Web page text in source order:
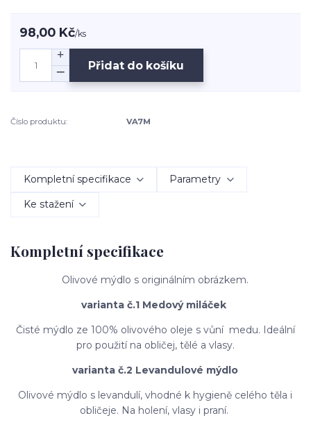
98,00 Kč/ks
Přidat do košíku
Číslo produktu: VA7M
Kompletní specifikace Parametry
Ke stažení
Kompletní specifikace
Olivové mýdlo s originálním obrázkem.
varianta č.1 Medový miláček
Čisté mýdlo ze 100% olivového oleje s vůní medu. Ideální
pro použití na obličej, tělé a vlasy.
varianta č.2 Levandulové mýdlo
Olivové mýdlo s levandulí, vhodné k hygieně celého těla i
obličeje. Na holení, vlasy i praní.